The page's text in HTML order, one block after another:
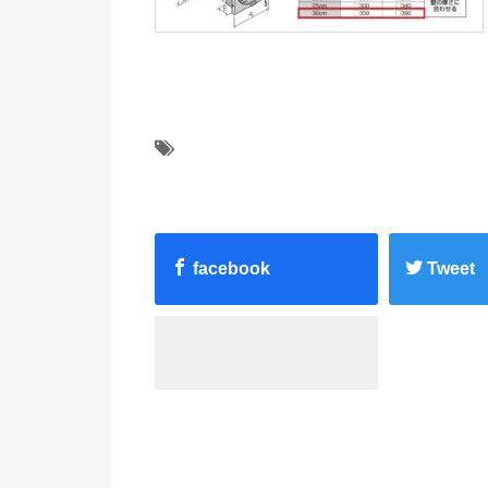
facebook Tweet